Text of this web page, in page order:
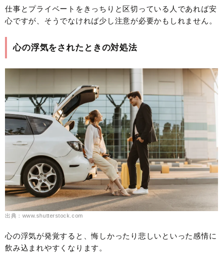
仕事とプライベートをきっちりと区切っている人であれば安
心ですが、そうでなければ少し注意が必要かもしれません。
心の浮気をされたときの対処法
出典：www.shutterstock.com
心の浮気が発覚すると、悔しかったり悲しいといった感情に
飲み込まれやすくなります。